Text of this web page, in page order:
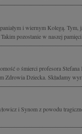
i wiernym Kolegą. Tym,
pozostanie w naszej
o śmierci profesora
Zdrowia Dziecka. Składamy
i Synom z powodu